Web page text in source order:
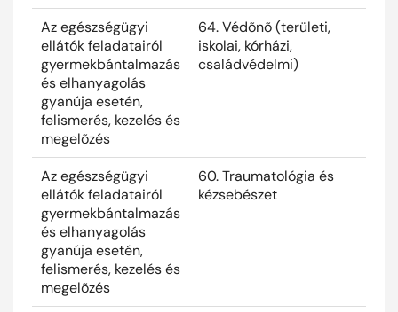
Az egészségügyi
ellátók feladatairól
gyermekbántalmazás
és elhanyagolás
gyanúja esetén,
felismerés, kezelés és
megelõzés
64. Védõnõ (területi,
iskolai, kórházi,
családvédelmi)
Az egészségügyi
ellátók feladatairól
gyermekbántalmazás
és elhanyagolás
gyanúja esetén,
felismerés, kezelés és
megelõzés
60. Traumatológia és
kézsebészet